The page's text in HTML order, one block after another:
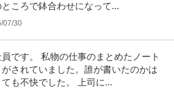
ころで鉢合わせになって...
07/30
です。 私物の仕事のまとめたノート
されていました。誰が書いたのかは
も不快でした。 上司に...